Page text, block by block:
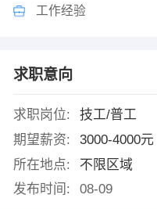
工作经验
求职意向
求职岗位:
技工/普工
期望薪资:
3000-4000元
所在地点:
不限区域
发布时间:
08-09